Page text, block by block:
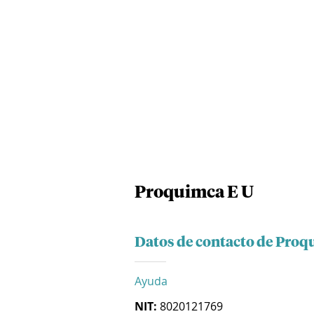
Proquimca E U
Datos de contacto de
Ayuda
NIT: 8020121769